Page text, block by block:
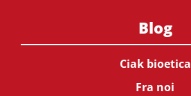
Blog
Ciak bioetica
Fra noi